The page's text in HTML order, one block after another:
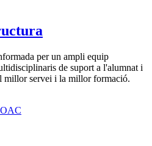
per un ampli equip
de suport a l'alumnat i
millor servei i la millor formació.